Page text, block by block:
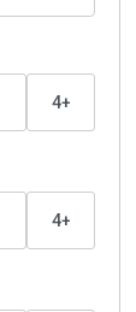
4+
4+